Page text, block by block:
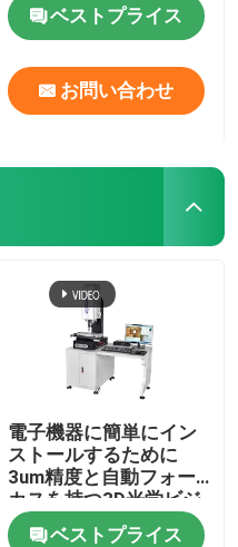
ベストプライス
お問い合わせ
電子機器に簡単にイン
ストールするために
3um精度と自動フォー
カスを持つ3D光学ビジ
ョン測定システム
ベストプライス